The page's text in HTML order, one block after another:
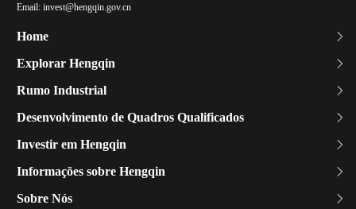
Email: invest@hengqin.gov.cn
Home
Explorar Hengqin
Rumo Industrial
Desenvolvimento de Quadros Qualificados
Investir em Hengqin
Informações sobre Hengqin
Sobre Nós